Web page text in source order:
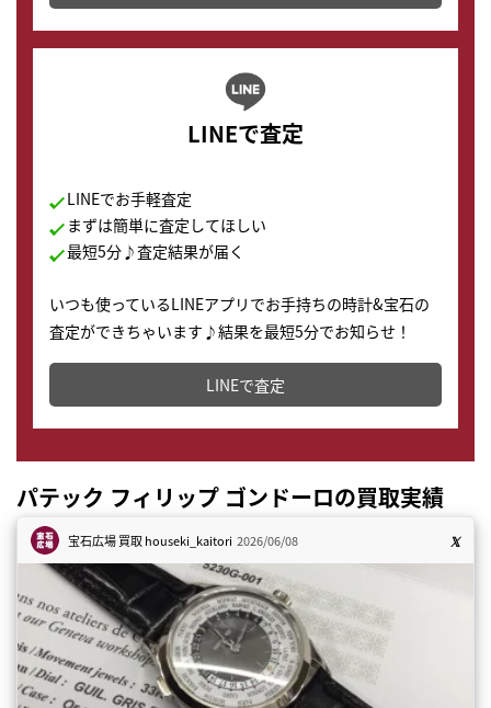
LINEで査定
LINEでお手軽査定
まずは簡単に査定してほしい
最短5分♪査定結果が届く
いつも使っているLINEアプリでお手持ちの時計&宝石の
査定ができちゃいます♪結果を最短5分でお知らせ！
どこからでもすぐに査定金額を知ることが出来ます。
LINEで査定
パテック フィリップ ゴンドーロの買取実績
宝石広場 買取houseki_kaitori 2026/06/08